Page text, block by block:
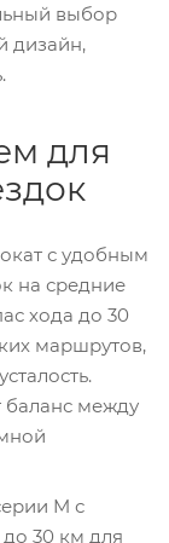
выбор
дизайн,
для
с удобным
на средние
хода до 30
маршрутов,
баланс между
M с
30 км для